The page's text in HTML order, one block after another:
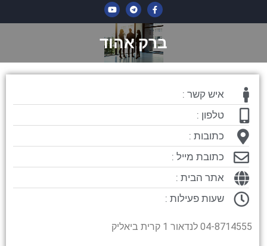
ברק אהוד
איש קשר :
טלפון :
כתובות :
כתובת מייל :
אתר הבית :
שעות פעילות :
04-8714555 לנדאור 1 קרית ביאליק